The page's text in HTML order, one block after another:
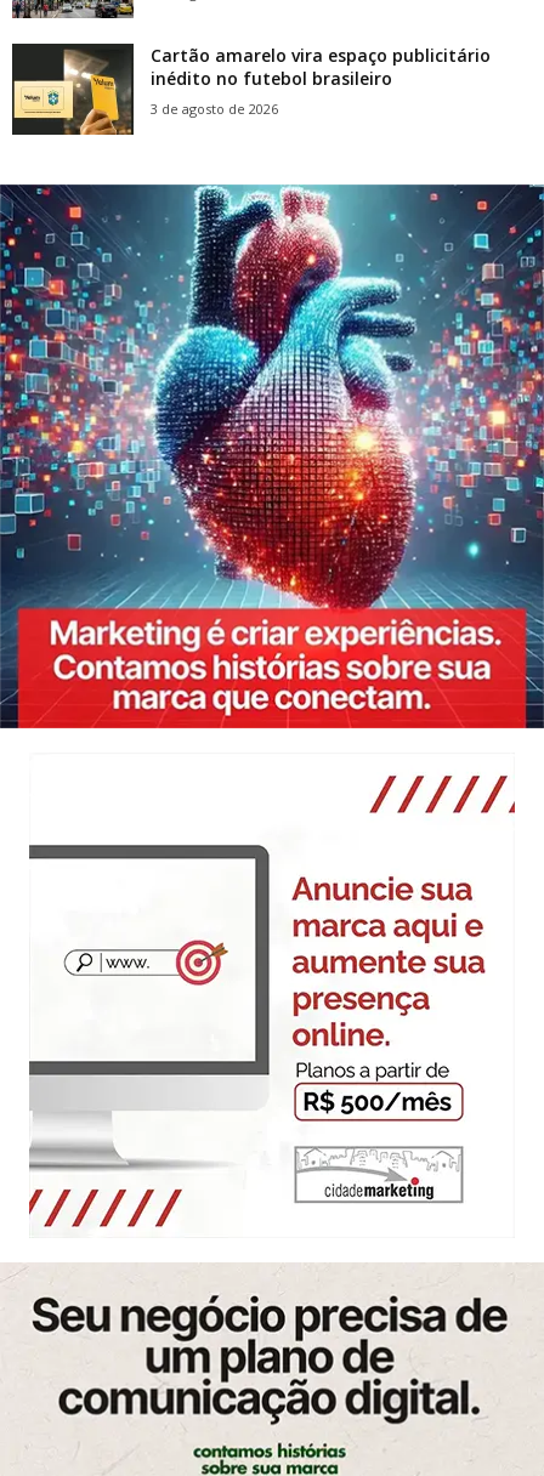
Cartão amarelo vira espaço publicitário
inédito no futebol brasileiro
3 de agosto de 2026